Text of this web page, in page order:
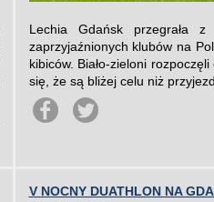
Lechia Gdańsk przegrała
zaprzyjaźnionych klubów na
kibiców. Biało-zieloni
się, że są bliżej celu niż
V NOCNY DUATHLON NA